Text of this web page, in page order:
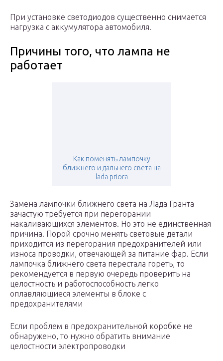
При установке светодиодов существенно снимается
нагрузка с аккумулятора автомобиля.
Причины того, что лампа не
работает
Как поменять лампочку
ближнего и дальнего света на
lada priora
Замена лампочки ближнего света на Лада Гранта
зачастую требуется при перегорании
накаливающихся элементов. Но это не единственная
причина. Порой срочно менять световые детали
приходится из перегорания предохранителей или
износа проводки, отвечающей за питание фар. Если
лампочка ближнего света перестала гореть, то
рекомендуется в первую очередь проверить на
целостность и работоспособность легко
оплавляющиеся элементы в блоке с
предохранителями
Если проблем в предохранительной коробке не
обнаружено, то нужно обратить внимание
целостности электропроводки